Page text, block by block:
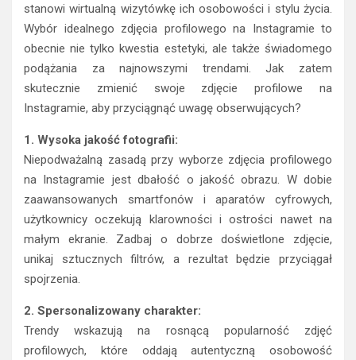
stanowi wirtualną wizytówkę ich osobowości i stylu życia.
Wybór idealnego zdjęcia profilowego na Instagramie to
obecnie nie tylko kwestia estetyki, ale także świadomego
podążania za najnowszymi trendami. Jak zatem
skutecznie zmienić swoje zdjęcie profilowe na
Instagramie, aby przyciągnąć uwagę obserwujących?
1. Wysoka jakość fotografii:
Niepodważalną zasadą przy wyborze zdjęcia profilowego
na Instagramie jest dbałość o jakość obrazu. W dobie
zaawansowanych smartfonów i aparatów cyfrowych,
użytkownicy oczekują klarowności i ostrości nawet na
małym ekranie. Zadbaj o dobrze doświetlone zdjęcie,
unikaj sztucznych filtrów, a rezultat będzie przyciągał
spojrzenia.
2. Spersonalizowany charakter:
Trendy wskazują na rosnącą popularność zdjęć
profilowych, które oddają autentyczną osobowość